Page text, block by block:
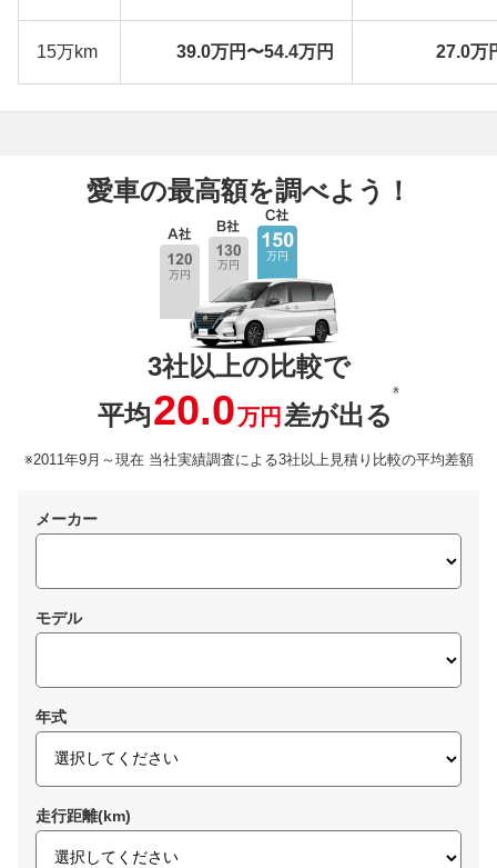
15万km 39.0万円〜54.4万円 27.0万
愛車の最高額を調べよう！
3社以上の比較で
平均20.0万円 差が出る
※
※2011年9月～現在 当社実績調査による3社以上見積り比較の平均差額
メーカー
モデル
年式
走行距離(km)